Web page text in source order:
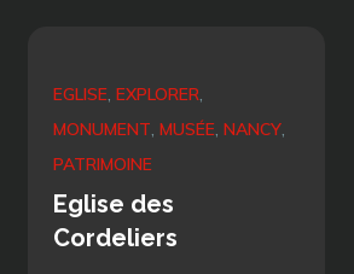
EGLISE EXPLORER
MONUMENT MUSÉE NANCY
PATRIMOINE
Eglise des
Cordeliers